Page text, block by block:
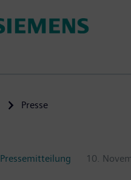
Presse
Pressemitteilung 10.